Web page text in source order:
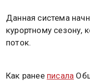
Данная система
курортному сезону,
поток.
Как ранее писала